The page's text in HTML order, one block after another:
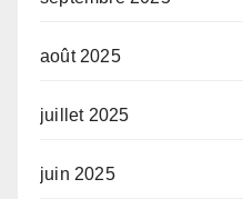
août 2025
juillet 2025
juin 2025